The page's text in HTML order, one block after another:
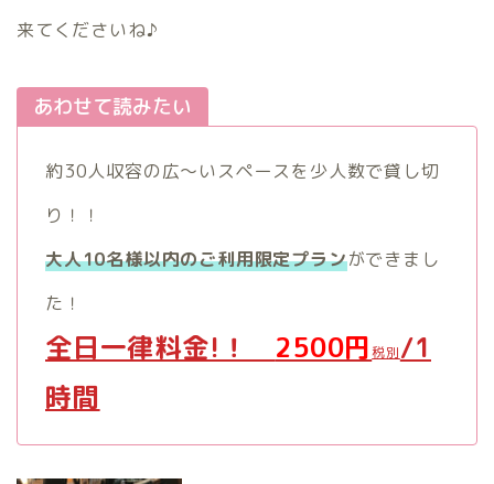
来てくださいね♪
あわせて読みたい
約30人収容の広～いスペースを少人数で貸し切
り！！
大人10名様以内のご利用限定プランができまし
た！
全日一律料金!！ 2500円税別/1
時間